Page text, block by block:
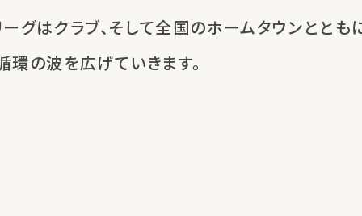
ーグはクラブ、 そして全国のホームタウンととも
環の波を広げていきます。